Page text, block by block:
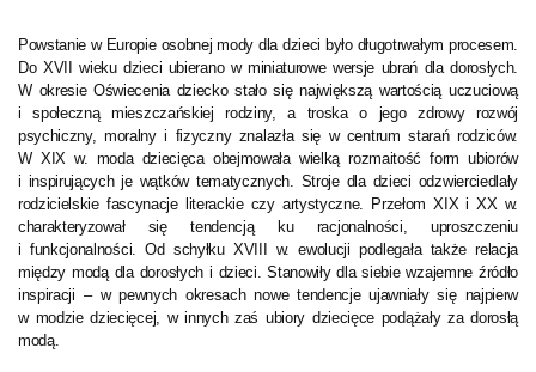
Powstanie w Europie osobnej mody dla dzieci było długotrwałym procesem.
Do XVII wieku dzieci ubierano w miniaturowe wersje ubrań dla dorosłych.
W okresie Oświecenia dziecko stało się największą wartością uczuciową
i społeczną mieszczańskiej rodziny, a troska o jego zdrowy rozwój
psychiczny, moralny i fizyczny znalazła się w centrum starań rodziców.
W XIX w. moda dziecięca obejmowała wielką rozmaitość form ubiorów
i inspirujących je wątków tematycznych. Stroje dla dzieci odzwierciedlały
rodzicielskie fascynacje literackie czy artystyczne. Przełom XIX i XX w.
charakteryzował się tendencją ku racjonalności, uproszczeniu
i funkcjonalności. Od schyłku XVIII w. ewolucji podlegała także relacja
między modą dla dorosłych i dzieci. Stanowiły dla siebie wzajemne źródło
inspiracji – w pewnych okresach nowe tendencje ujawniały się najpierw
w modzie dziecięcej, w innych zaś ubiory dziecięce podążały za dorosłą
modą.